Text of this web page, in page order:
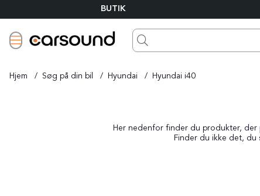
BUTIK
Hjem Søg på din bil Hyundai Hyundai i40
Her nedenfor finder du produkter, der
Finder du ikke det,